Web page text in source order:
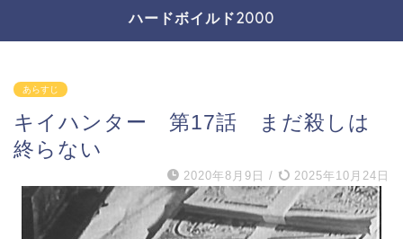
ハードボイルド2000
あらすじ
キイハンター 第17話 まだ殺しは
終らない
2020年8月9日 / 2025年10月24日